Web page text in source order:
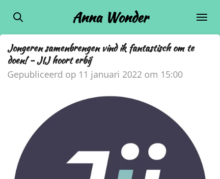
Ga
direct
de
hoofdinhoud
Anna Wonder
Jongeren samenbrengen vind ik fantastisch om te
doen! - JIJ hoort erbij
Gepubliceerd op 11 januari 2022 om 15:00